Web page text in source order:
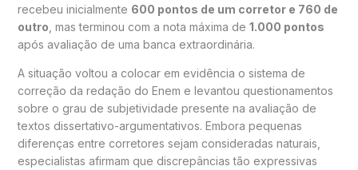
recebeu inicialmente 600 pontos de um corretor e 760 de
outro , mas terminou com a nota máxima de 1.000 pontos
após avaliação de uma banca extraordinária.
A situação voltou a colocar em evidência o sistema de
correção da redação do Enem e levantou questionamentos
sobre o grau de subjetividade presente na avaliação de
textos dissertativo-argumentativos. Embora pequenas
diferenças entre corretores sejam consideradas naturais,
especialistas afirmam que discrepâncias tão expressivas